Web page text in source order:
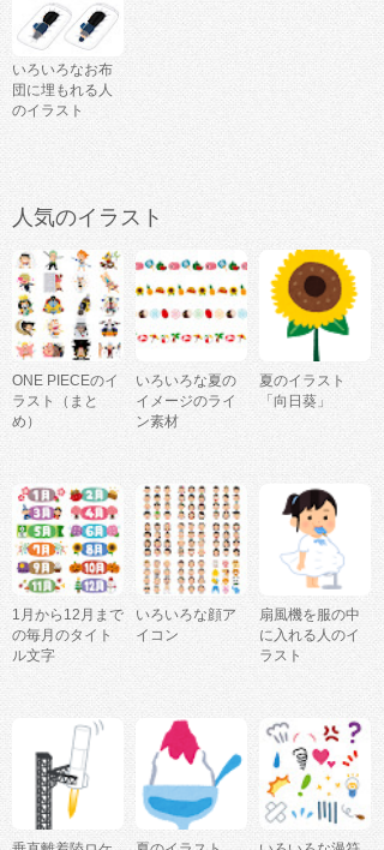
いろいろなお布
団に埋もれる人
のイラスト
人気のイラスト
ONE PIECEのイ
ラスト（まと
め）
いろいろな夏の
イメージのライ
ン素材
夏のイラスト
「向日葵」
1月から12月まで
の毎月のタイト
ル文字
いろいろな顔ア
イコン
扇風機を服の中
に入れる人のイ
ラスト